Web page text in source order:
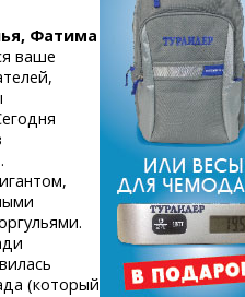
Фатима
ваше
(который